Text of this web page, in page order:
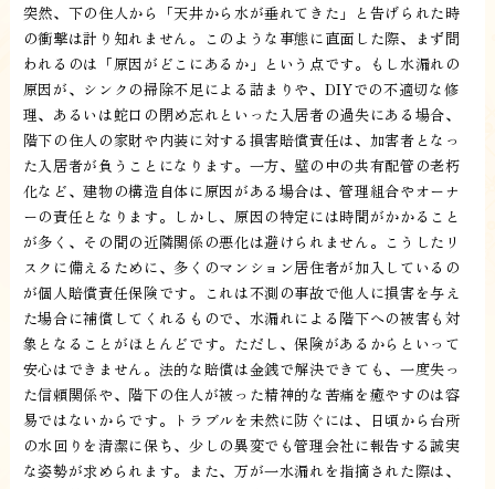
突然、下の住人から「天井から水が垂れてきた」と告げられた時
の衝撃は計り知れません。このような事態に直面した際、まず問
われるのは「原因がどこにあるか」という点です。もし水漏れの
原因が、シンクの掃除不足による詰まりや、DIYでの不適切な修
理、あるいは蛇口の閉め忘れといった入居者の過失にある場合、
階下の住人の家財や内装に対する損害賠償責任は、加害者となっ
た入居者が負うことになります。一方、壁の中の共有配管の老朽
化など、建物の構造自体に原因がある場合は、管理組合やオーナ
ーの責任となります。しかし、原因の特定には時間がかかること
が多く、その間の近隣関係の悪化は避けられません。こうしたリ
スクに備えるために、多くのマンション居住者が加入しているの
が個人賠償責任保険です。これは不測の事故で他人に損害を与え
た場合に補償してくれるもので、水漏れによる階下への被害も対
象となることがほとんどです。ただし、保険があるからといって
安心はできません。法的な賠償は金銭で解決できても、一度失っ
た信頼関係や、階下の住人が被った精神的な苦痛を癒やすのは容
易ではないからです。トラブルを未然に防ぐには、日頃から台所
の水回りを清潔に保ち、少しの異変でも管理会社に報告する誠実
な姿勢が求められます。また、万が一水漏れを指摘された際は、